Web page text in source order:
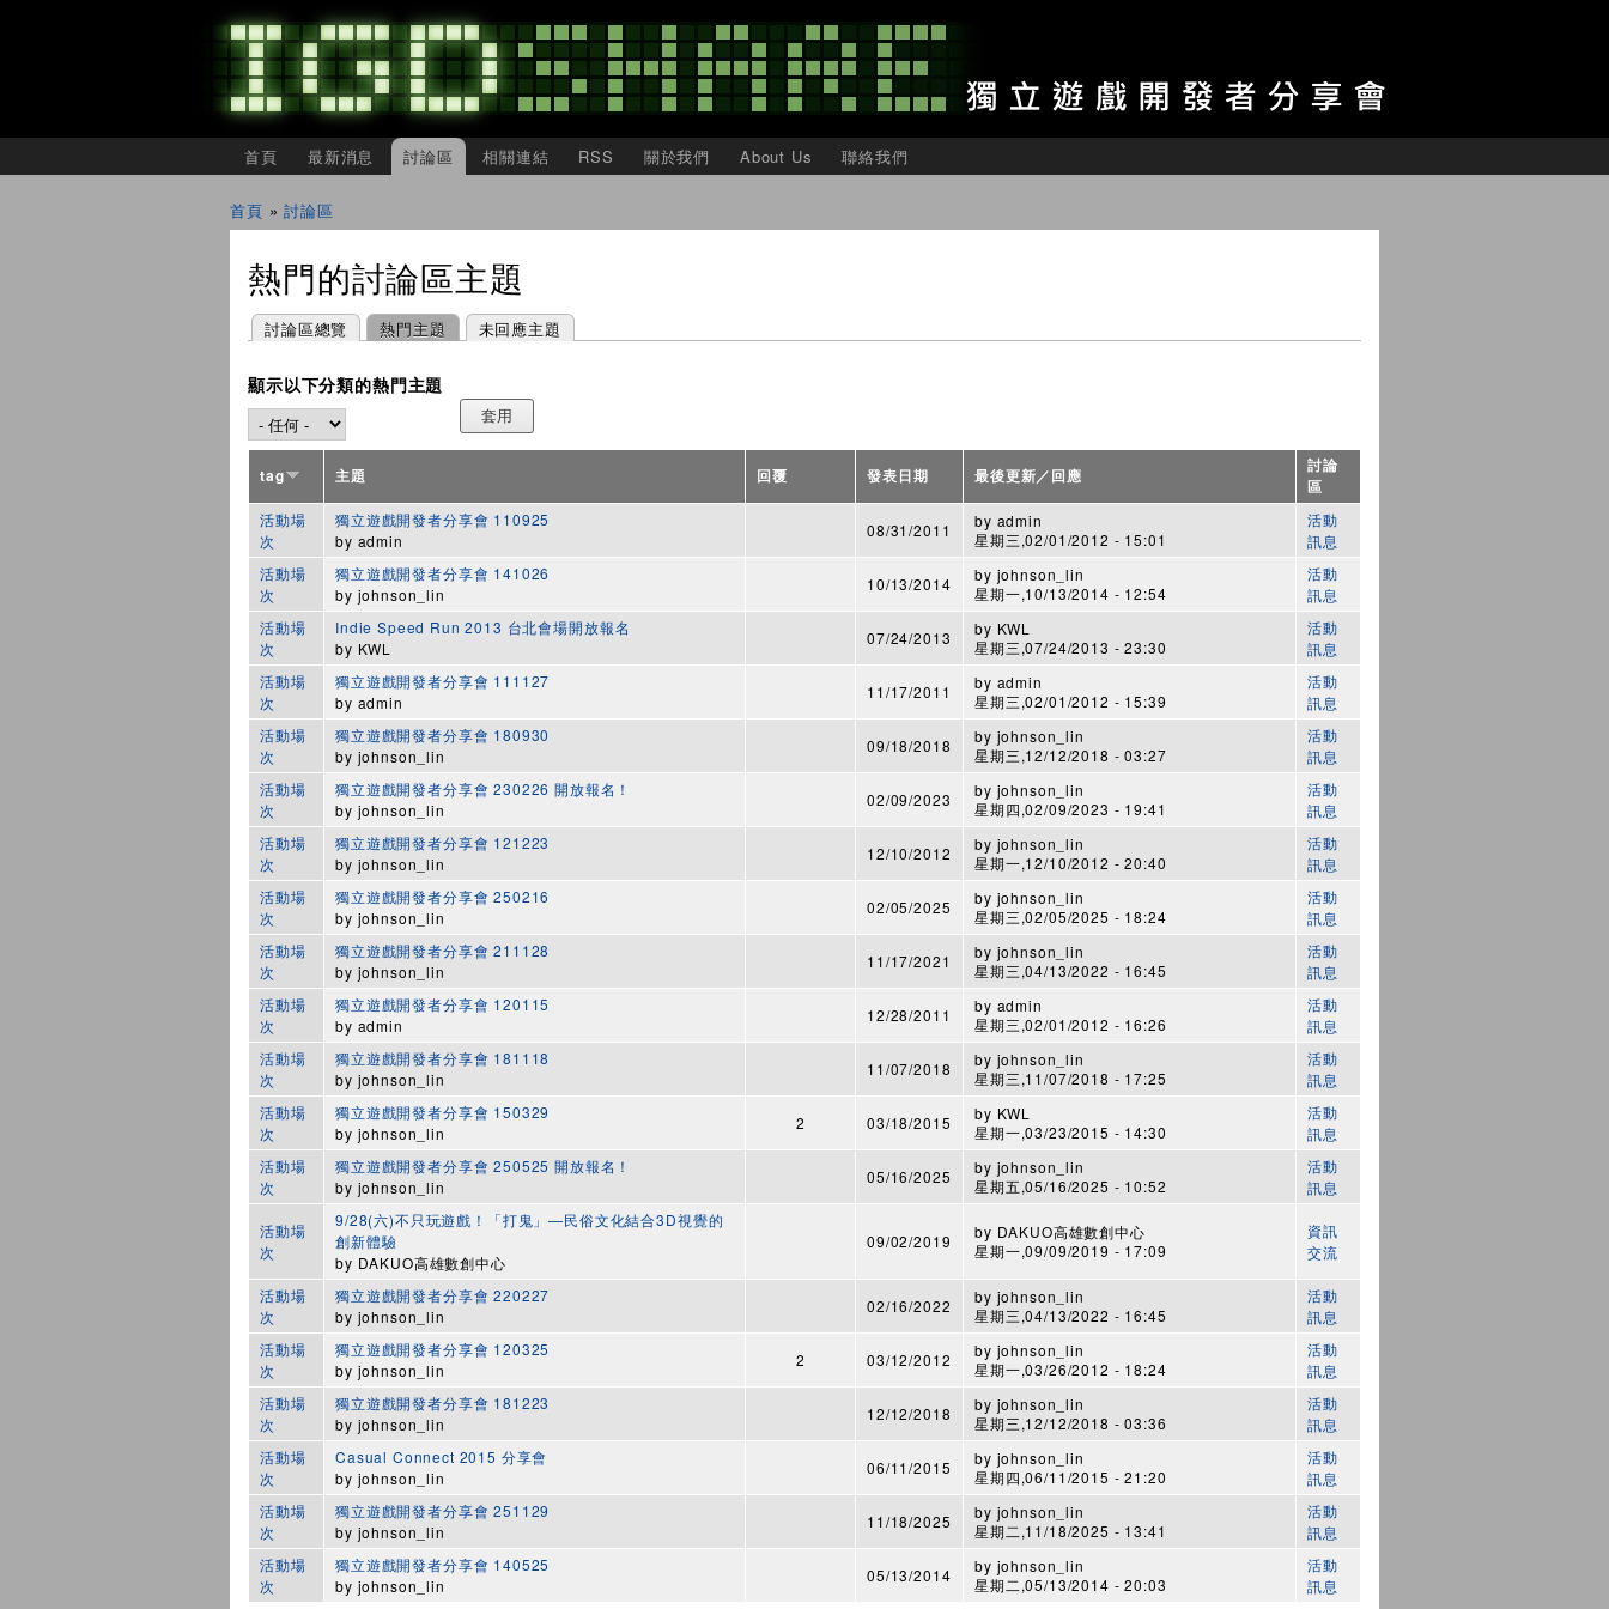
至
主
容
IGDSHARE
首頁 最新消息 討論區 相關連結 RSS 關於我們 About Us 聯絡我們
首頁 »討論區
熱門的討論區主題
主要索引標籤
討論區總覽 熱門主題
(作用中頁籤) 未回應主題
顯示以下分類的熱門主題
tag 主題 回覆 發表日期 最後更新／回應
討論
區
活動場
次
獨立遊戲開發者分享會 110925
by admin
08/31/2011 by admin
星期三,02/01/2012 - 15:01
活動
訊息
活動場
次
獨立遊戲開發者分享會 141026
by johnson_lin
10/13/2014 by johnson_lin
星期一,10/13/2014 - 12:54
活動
訊息
活動場
次
Indie Speed Run 2013 台北會場開放報名
by KWL
07/24/2013 by KWL
星期三,07/24/2013 - 23:30
活動
訊息
活動場
次
獨立遊戲開發者分享會 111127
by admin
11/17/2011 by admin
星期三,02/01/2012 - 15:39
活動
訊息
活動場
次
獨立遊戲開發者分享會 180930
by johnson_lin
09/18/2018 by johnson_lin
星期三,12/12/2018 - 03:27
活動
訊息
活動場
次
獨立遊戲開發者分享會 230226 開放報名！
by johnson_lin
02/09/2023 by johnson_lin
星期四,02/09/2023 - 19:41
活動
訊息
活動場
次
獨立遊戲開發者分享會 121223
by johnson_lin
12/10/2012 by johnson_lin
星期一,12/10/2012 - 20:40
活動
訊息
活動場
次
獨立遊戲開發者分享會 250216
by johnson_lin
02/05/2025 by johnson_lin
星期三,02/05/2025 - 18:24
活動
訊息
活動場
次
獨立遊戲開發者分享會 211128
by johnson_lin
11/17/2021 by johnson_lin
星期三,04/13/2022 - 16:45
活動
訊息
活動場
次
獨立遊戲開發者分享會 120115
by admin
12/28/2011 by admin
星期三,02/01/2012 - 16:26
活動
訊息
活動場
次
獨立遊戲開發者分享會 181118
by johnson_lin
11/07/2018 by johnson_lin
星期三,11/07/2018 - 17:25
活動
訊息
活動場
次
獨立遊戲開發者分享會 150329
by johnson_lin
2 03/18/2015 by KWL
星期一,03/23/2015 - 14:30
活動
訊息
活動場
次
獨立遊戲開發者分享會 250525 開放報名！
by johnson_lin
05/16/2025 by johnson_lin
星期五,05/16/2025 - 10:52
活動
訊息
活動場
次
9/28(六)不只玩遊戲！「打鬼」—民俗文化結合3D視覺的
創新體驗
by DAKUO高雄數創中心
09/02/2019 by DAKUO高雄數創中心
星期一,09/09/2019 - 17:09
資訊
交流
活動場
次
獨立遊戲開發者分享會 220227
by johnson_lin
02/16/2022 by johnson_lin
星期三,04/13/2022 - 16:45
活動
訊息
活動場
次
獨立遊戲開發者分享會 120325
by johnson_lin
2 03/12/2012 by johnson_lin
星期一,03/26/2012 - 18:24
活動
訊息
活動場
次
獨立遊戲開發者分享會 181223
by johnson_lin
12/12/2018 by johnson_lin
星期三,12/12/2018 - 03:36
活動
訊息
活動場
次
Casual Connect 2015 分享會
by johnson_lin
06/11/2015 by johnson_lin
星期四,06/11/2015 - 21:20
活動
訊息
活動場
次
獨立遊戲開發者分享會 251129
by johnson_lin
11/18/2025 by johnson_lin
星期二,11/18/2025 - 13:41
活動
訊息
活動場
次
獨立遊戲開發者分享會 140525
by johnson_lin
05/13/2014 by johnson_lin
星期二,05/13/2014 - 20:03
活動
訊息